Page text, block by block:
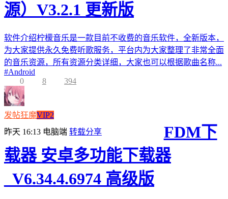
源）V3.2.1 更新版
软件介绍柠檬音乐是一款目前不收费的音乐软件，全新版本，
为大家提供永久免费听歌服务，平台内为大家整理了非常全面
的音乐资源，所有资源分类详细，大家也可以根据歌曲名称...
#Android
0
8 394
发帖狂魔VIP2
昨天 16:13 电脑端 转载分享
FDM下
载器 安卓多功能下载器
_V6.34.4.6974 高级版